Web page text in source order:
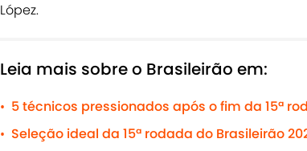
López.
Leia mais sobre o Brasileirão em:
• 5 técnicos pressionados após o fim da 15ª
• Seleção ideal da 15ª rodada do Brasileirão